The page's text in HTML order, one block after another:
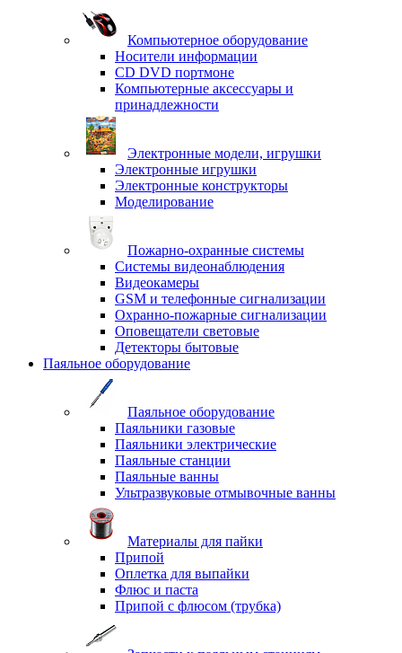
Компьютерное оборудование
Носители информации
CD DVD портмоне
Компьютерные аксессуары и
принадлежности
Электронные модели, игрушки
Электронные игрушки
Электронные конструкторы
Моделирование
Пожарно-охранные системы
Системы видеонаблюдения
Видеокамеры
GSM и телефонные сигнализации
Охранно-пожарные сигнализации
Оповещатели световые
Детекторы бытовые
Паяльное оборудование
Паяльное оборудование
Паяльники газовые
Паяльники электрические
Паяльные станции
Паяльные ванны
Ультразвуковые отмывочные ванны
Материалы для пайки
Припой
Оплетка для выпайки
Флюс и паста
Припой с флюсом (трубка)